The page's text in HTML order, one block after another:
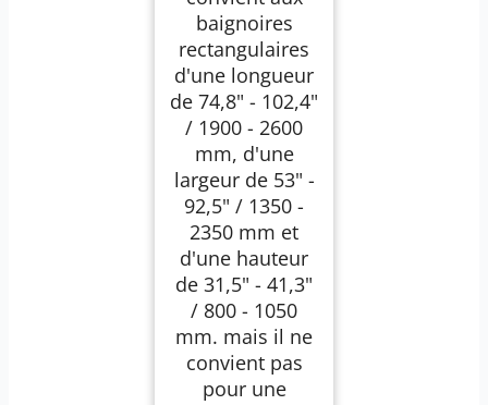
baignoires
rectangulaires
d'une longueur
de 74,8" - 102,4"
/ 1900 - 2600
mm, d'une
largeur de 53" -
92,5" / 1350 -
2350 mm et
d'une hauteur
de 31,5" - 41,3"
/ 800 - 1050
mm. mais il ne
convient pas
pour une